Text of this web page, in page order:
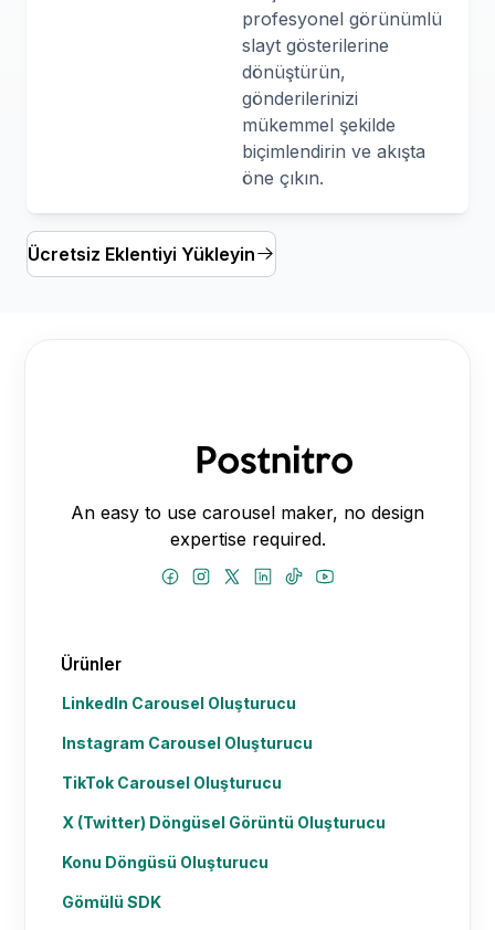
profesyonel görünümlü
slayt gösterilerine
dönüştürün,
gönderilerinizi
mükemmel şekilde
biçimlendirin ve akışta
öne çıkın.
Ücretsiz Eklentiyi Yükleyin
An easy to use carousel maker, no design
expertise required.
Ürünler
LinkedIn Carousel Oluşturucu
Instagram Carousel Oluşturucu
TikTok Carousel Oluşturucu
X (Twitter) Döngüsel Görüntü Oluşturucu
Konu Döngüsü Oluşturucu
Gömülü SDK